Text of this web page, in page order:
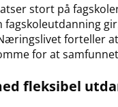
stort på
fagskoleutdanning
forteller
for at
fleksibel